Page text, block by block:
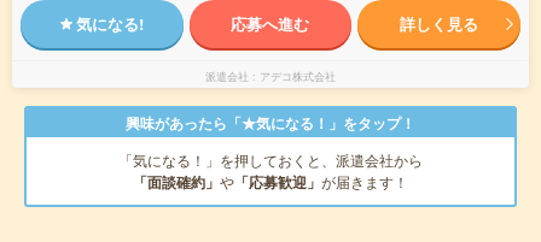
気になる! 応募へ進む 詳しく見る
派遣会社 アデコ株式会社
興味があったら「★気になる！」をタップ！
「気になる！」を押しておくと、派遣会社から
「面談確約」 や 「応募歓迎」 が届きます！